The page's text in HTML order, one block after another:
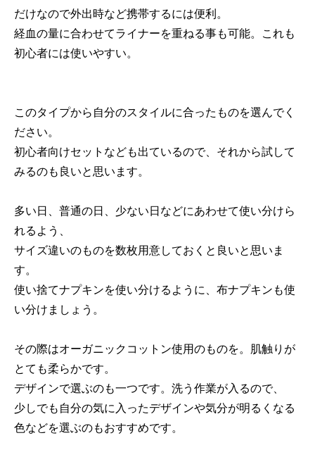
だけなので外出時など携帯するには便利。
経血の量に合わせてライナーを重ねる事も可能。これも
初心者には使いやすい。
このタイプから自分のスタイルに合ったものを選んでく
ださい。
初心者向けセットなども出ているので、それから試して
みるのも良いと思います。
多い日、普通の日、少ない日などにあわせて使い分けら
れるよう、
サイズ違いのものを数枚用意しておくと良いと思いま
す。
使い捨てナプキンを使い分けるように、布ナプキンも使
い分けましょう。
その際はオーガニックコットン使用のものを。肌触りが
とても柔らかです。
デザインで選ぶのも一つです。洗う作業が入るので、
少しでも自分の気に入ったデザインや気分が明るくなる
色などを選ぶのもおすすめです。